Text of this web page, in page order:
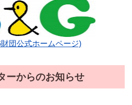
団公式ホームページ)
ーからのお知らせ